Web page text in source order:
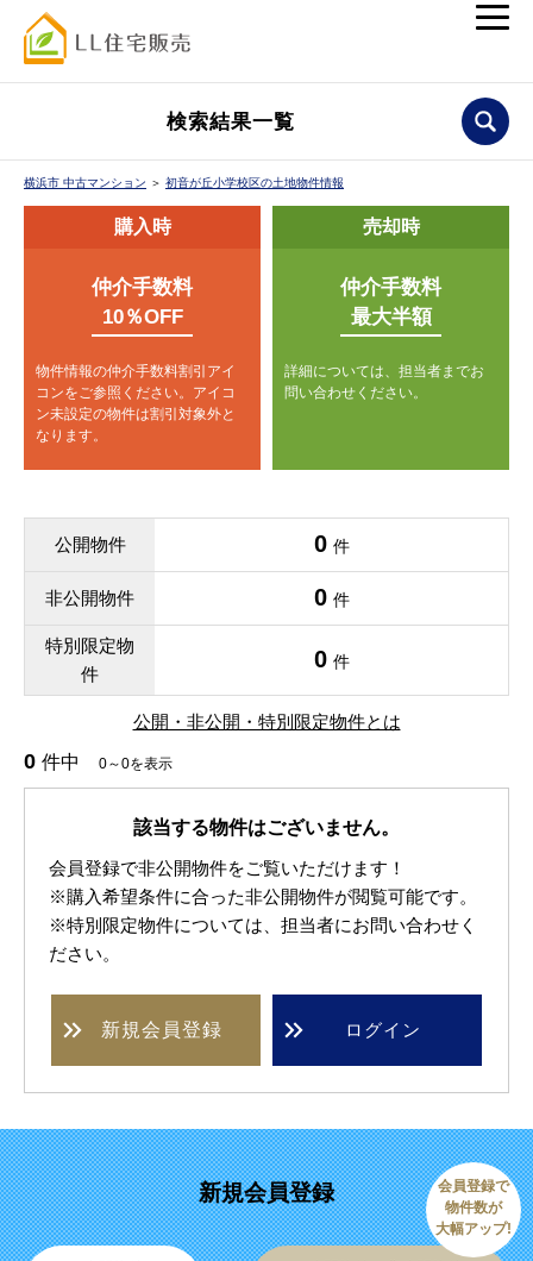
検索結果一覧
横浜市 中古マンション ＞ 初音が丘小学校区の土地物件情報
購入時
仲介手数料
10％OFF
物件情報の仲介手数料割引アイ
コンをご参照ください。 アイコ
ン未設定の物件は割引対象外と
なります。
売却時
仲介手数料
最大半額
詳細については、担当者までお
問い合わせください。
公開物件 0 件
非公開物件 0 件
特別限定物
件
0 件
公開・非公開・特別限定物件とは
0 件中 0～0を表示
該当する物件はございません。
会員登録で非公開物件をご覧いただけます！
※購入希望条件に合った非公開物件が閲覧可能です。
※特別限定物件については、担当者にお問い合わせく
ださい。
新規会員登録 ログイン
新規会員登録
会員登録で
物件数が
大幅アップ!